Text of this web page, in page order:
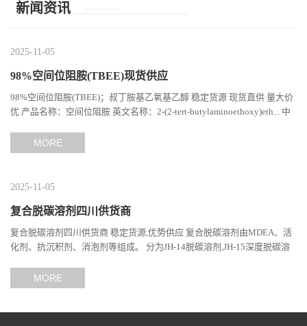
新闻资讯
2025-11-05
98%空间位阻胺(TBEE)现货供应
98%空间位阻胺(TBEE)；叔丁胺基乙氧基乙醇 稳定货源 现货直供 量大价
优 产品名称：空间位阻胺 英文名称：2-(2-tert-butylaminoethoxy)eth... 中
MORE
2025-11-05
复合脱碳溶剂四川供货商
复合脱碳溶剂四川供货商 稳定货源,优势供应 复合脱碳溶剂由MDEA、活
化剂、抗沉积剂、消泡剂等组成。 分为JH-14脱碳溶剂,JH-15深度脱碳溶
MORE